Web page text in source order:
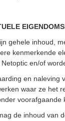
gehele inhoud,
kenmerkende
en/of
en naleving
waar ze het
voorafgaande
de inhoud van